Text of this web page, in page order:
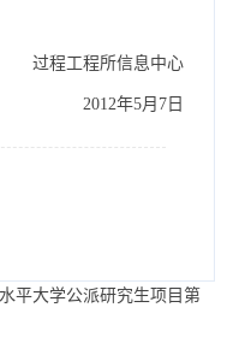
过程工程所信息中心
2012年5月7日
平大学公派研究生项目第